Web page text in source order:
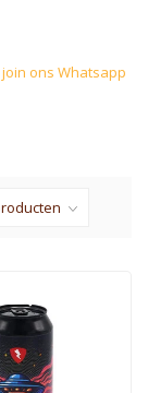
join ons Whatsapp